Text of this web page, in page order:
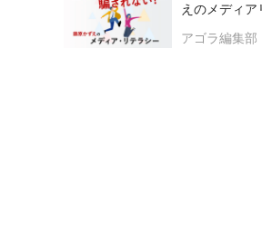
えのメディア
アゴラ編集部